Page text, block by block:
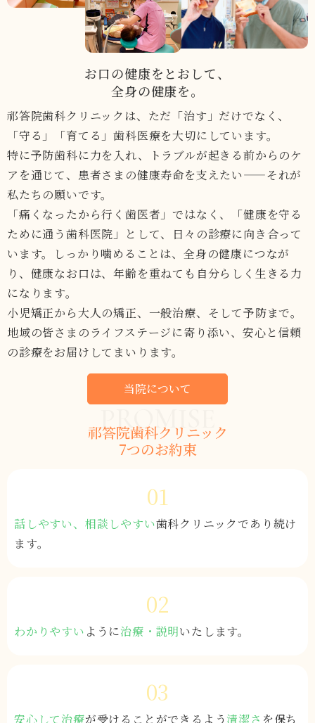
🍀11月の診療案内🍀
🍀10月の診療案内🍀
お口の健康をとおして、
全身の健康を。
祁答院歯科クリニックは、ただ「治す」だけでなく、
「守る」「育てる」歯科医療を大切にしています。
特に予防歯科に力を入れ、トラブルが起きる前からのケ
アを通じて、 患者さまの健康寿命を支えたい——それが
私たちの願いです。
「痛くなったから行く歯医者」ではなく、「健康を守る
ために通う歯科医院」として、
日々の診療に向き合って
います。しっかり噛めることは、全身の健康につなが
り、 健康なお口は、年齢を重ねても自分らしく生きる力
になります。
小児矯正から大人の矯正、一般治療、そして予防まで。
地域の皆さまのライフステージに寄り添い、 安心と信頼
の診療をお届けしてまいります。
当院について
PROMISE
祁答院歯科クリニック
7つのお約束
01
話しやすい、相談しやすい歯科クリニックであり続け
ます。
02
わかりやすい ように治療・説明いたします。
03
安心して治療が受けることができるよう清潔さ を保ち